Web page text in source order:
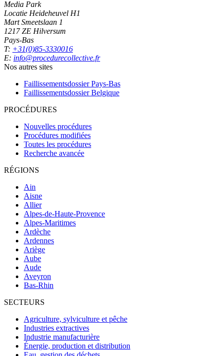
Media Park
Locatie Heideheuvel H1
Mart Smeetslaan 1
1217 ZE Hilversum
Pays-Bas
T: +31(0)85-3330016
E: info@procedurecollective.fr
Nos autres sites
Faillissementsdossier Pays-Bas
Faillissementsdossier Belgique
PROCÉDURES
Nouvelles procédures
Procédures modifiées
Toutes les procédures
Recherche avancée
RÉGIONS
Ain
Aisne
Allier
Alpes-de-Haute-Provence
Alpes-Maritimes
Ardèche
Ardennes
Ariège
Aube
Aude
Aveyron
Bas-Rhin
SECTEURS
Agriculture, sylviculture et pêche
Industries extractives
Industrie manufacturière
Énergie, production et distribution